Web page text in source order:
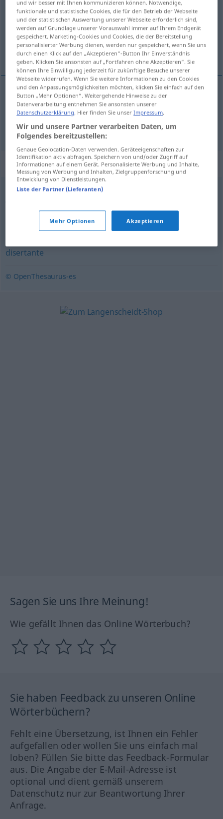
Übersicht aller Übersetzungen
(Für mehr Details die Übersetzung anklicken/antippen)
Vortragskünstler, Rezitator
Vortragskünstlerm,-inf recitador
Rezitatorm,-inf recitador
Synonyme für "recitador"
vaticinador
disertante
© OpenThesaurus-es
Sagen Sie uns Ihre Meinung!
Wie gefällt Ihnen das Online Wörterbuch?
Sie haben Feedback zu unseren Online
Wörterbüchern?
Fehlt eine Übersetzung, ist Ihnen ein Fehler
aufgefallen oder wollen Sie uns einfach mal
loben? Füllen Sie bitte das Feedback-Formular
aus. Die Angabe der E-Mail-Adresse ist
optional und dient gemäß unserem
Datenschutz nur zur Beantwortung Ihrer
Anfrage.
und wir besser mit Ihnen kommunizieren können. Notwendige,
funktionale und statistische Cookies, die für den Betrieb der Webseite
und der statistischen Auswertung unserer Webseite erforderlich sind,
werden auf Grundlage unserer Vorauswahl immer auf Ihrem Endgerät
gespeichert. Marketing-Cookies und Cookies, die der Bereitstellung
personalisierter Werbung dienen, werden nur gespeichert, wenn Sie uns
durch einen Klick auf den „Akzeptieren“-Button Ihr Einverständnis
geben. Klicken Sie ansonsten auf „Fortfahren ohne Akzeptieren“. Sie
können Ihre Einwilligung jederzeit für zukünftige Besuche unserer
Webseite widerrufen. Wenn Sie weitere Informationen zu den Cookies
und den Anpassungsmöglichkeiten möchten, klicken Sie einfach auf den
Button „Mehr Optionen“. Weitergehende Hinweise zu der
Datenverarbeitung entnehmen Sie ansonsten unserer
Datenschutzerklärung. Hier finden Sie unserImpressum.
Wir und unsere Partner verarbeiten Daten, um
Folgendes bereitzustellen:
Genaue Geolocation-Daten verwenden. Geräteeigenschaften zur
Identifikation aktiv abfragen. Speichern von und/oder Zugriff auf
Informationen auf einem Gerät. Personalisierte Werbung und Inhalte,
Messung von Werbung und Inhalten, Zielgruppenforschung und
Entwicklung von Dienstleistungen.
Liste der Partner (Lieferanten)
Mehr Optionen Akzeptieren